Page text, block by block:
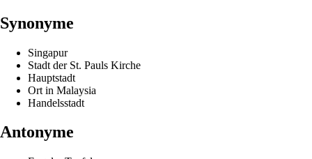
Synonyme
Singapur
Stadt der St. Pauls Kirche
Hauptstadt
Ort in Malaysia
Handelsstadt
Antonyme